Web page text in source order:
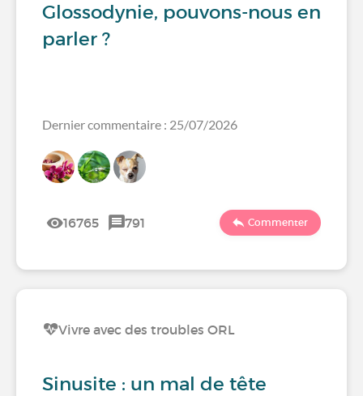
Glossodynie, pouvons-nous en
parler ?
Dernier commentaire : 25/07/2026
16765 791 Commenter
Vivre avec des troubles ORL
Sinusite : un mal de tête